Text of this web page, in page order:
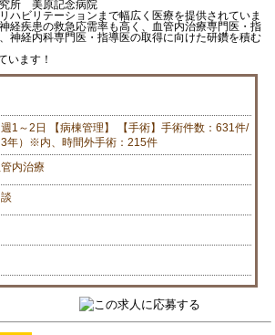
所 美原記念病院
ハビリテーションまで幅広く医療を提供されていま
経疾患の救急応需率も高く、血管内治療専門医・指
神経内科専門医・指導医の取得に向けた研鑽を積む
います！
週1～2日 【病棟管理】 【手術】手術件数：631件/
年）※内、時間外手術：215件
内治療